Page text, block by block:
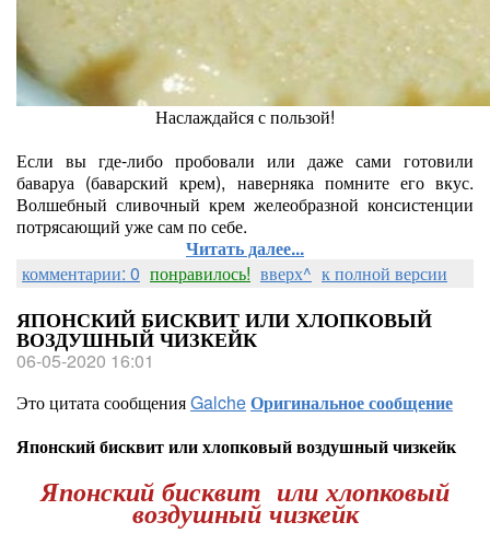
Наслаждайся с пользой!
Если вы где-либо пробовали или даже сами готовили
баваруа (баварский крем), наверняка помните его вкус.
Волшебный сливочный крем желеобразной консистенции
потрясающий уже сам по себе.
Читать далее...
комментарии: 0 понравилось! вверх^ к полной версии
ЯПОНСКИЙ БИСКВИТ ИЛИ ХЛОПКОВЫЙ
ВОЗДУШНЫЙ ЧИЗКЕЙК
06-05-2020 16:01
Это цитата сообщенияGalcheОригинальное сообщение
Японский бисквит или хлопковый воздушный чизкейк
Японский бисквит или хлопковый
воздушный чизкейк